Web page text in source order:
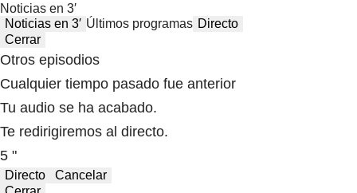
Noticias en 3′
Noticias en 3′ Últimos programas Directo
Cerrar
Otros episodios
Cualquier tiempo pasado fue anterior
Tu audio se ha acabado.
Te redirigiremos al directo.
5 "
Directo
Cancelar